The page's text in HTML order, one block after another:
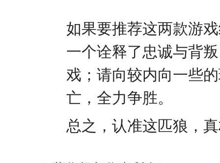
如果要推荐这两款游
一个诠释了忠诚与背
戏；请向较内向一些
亡，全力争胜。
总之，认准这匹狼，